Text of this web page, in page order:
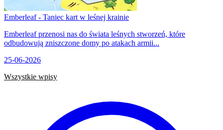
Emberleaf - Taniec kart w leśnej krainie
Emberleaf przenosi nas do świata leśnych stworzeń, które
odbudowują zniszczone domy po atakach armii...
25-06-2026
Wszystkie wpisy